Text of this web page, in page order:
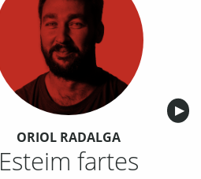
▶︎
ORIOL RADALGA
Esteim fartes